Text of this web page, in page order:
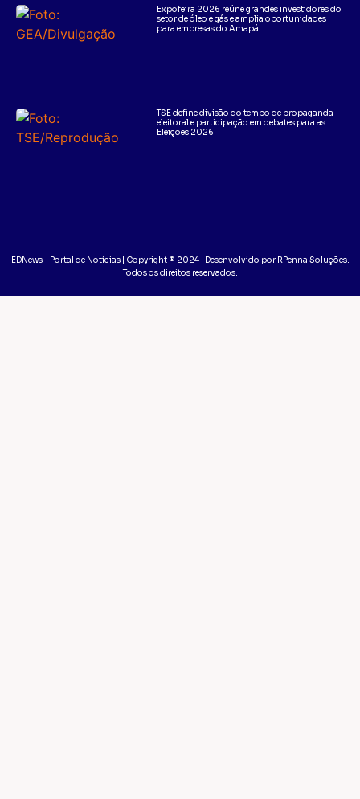
Expofeira 2026 reúne grandes investidores do
setor de óleo e gás e amplia oportunidades
para empresas do Amapá
TSE define divisão do tempo de propaganda
eleitoral e participação em debates para as
Eleições 2026
EDNews - Portal de Notícias | Copyright ® 2024 | Desenvolvido por RPenna Soluções.
Todos os direitos reservados.